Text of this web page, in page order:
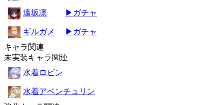
遠坂凛 ▶ガチャ
ギルガメ
▶ガチャ
キャラ関連
未実装キャラ関連
水着ロビン
水着アベンチュリン